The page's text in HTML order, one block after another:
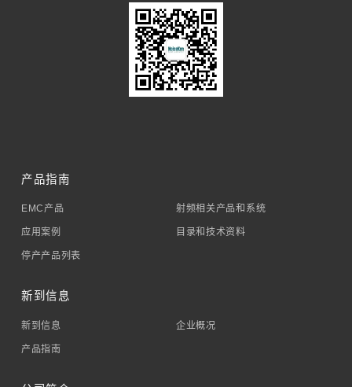
产品指南
EMC产品 射频相关产品和系统
应用案例 目录和技术资料
停产产品列表
新到信息
新到信息 企业概况
产品指南